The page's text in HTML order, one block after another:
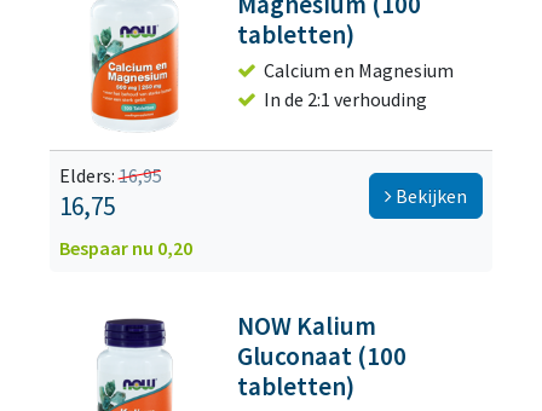
tabletten)
Calcium en Magnesium
In de 2:1 verhouding
Elders:16,95
16,75
Bespaar nu 0,20
Bekijken
NOW Kalium
Gluconaat (100
tabletten)